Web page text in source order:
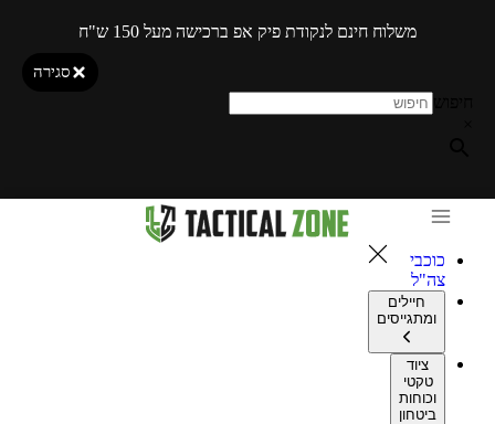
משלוח חינם לנקודת פיק אפ ברכישה מעל 150 ש"ח
סגירה
כוכבי
צה"ל
חיילים
ומתגייסים
ציוד
טקטי
וכוחות
ביטחון